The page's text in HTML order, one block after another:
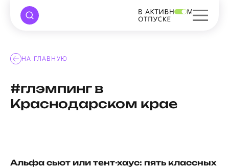
НА ГЛАВНУЮ
#глэмпинг в
Краснодарском крае
Альфа сьют или тент-хаус: пять классных